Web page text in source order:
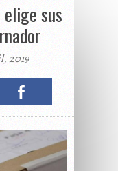
sus
2019